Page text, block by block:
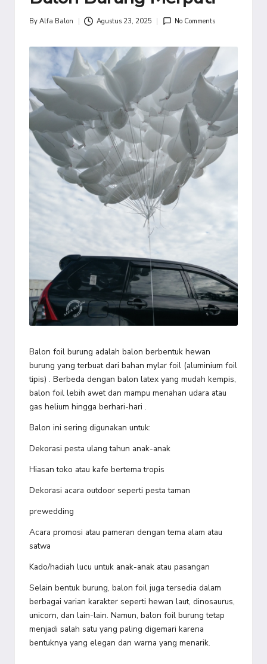
Posted
By Alfa Balon Agustus 23, 2025 No Comments
Balon foil burung adalah balon berbentuk hewan
burung yang terbuat dari bahan mylar foil (aluminium foil
tipis) . Berbeda dengan balon latex yang mudah kempis,
balon foil lebih awet dan mampu menahan udara atau
gas helium hingga berhari-hari .
Balon ini sering digunakan untuk:
Dekorasi pesta ulang tahun anak-anak
Hiasan toko atau kafe bertema tropis
Dekorasi acara outdoor seperti pesta taman
prewedding
Acara promosi atau pameran dengan tema alam atau
satwa
Kado/hadiah lucu untuk anak-anak atau pasangan
Selain bentuk burung, balon foil juga tersedia dalam
berbagai varian karakter seperti hewan laut, dinosaurus,
unicorn, dan lain-lain. Namun, balon foil burung tetap
menjadi salah satu yang paling digemari karena
bentuknya yang elegan dan warna yang menarik.